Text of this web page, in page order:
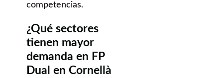
competencias.
¿Qué sectores
tienen mayor
demanda en FP
Dual en Cornellà